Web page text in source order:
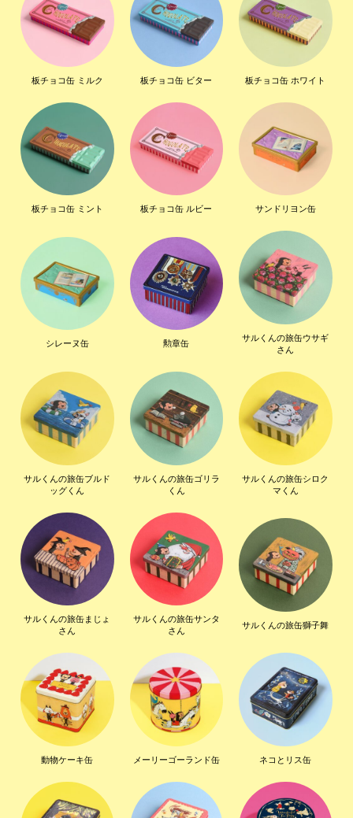
板チョコ缶 ミルク 板チョコ缶 ビター 板チョコ缶 ホワイト
板チョコ缶 ミント 板チョコ缶 ルビー サンドリヨン缶
シレーヌ缶 勲章缶
サルくんの旅缶ウサギ
さん
サルくんの旅缶ブルド
ッグくん
サルくんの旅缶ゴリラ
くん
サルくんの旅缶シロク
マくん
サルくんの旅缶まじょ
さん
サルくんの旅缶サンタ
さん
サルくんの旅缶獅子舞
動物ケーキ缶 メーリーゴーランド缶 ネコとリス缶